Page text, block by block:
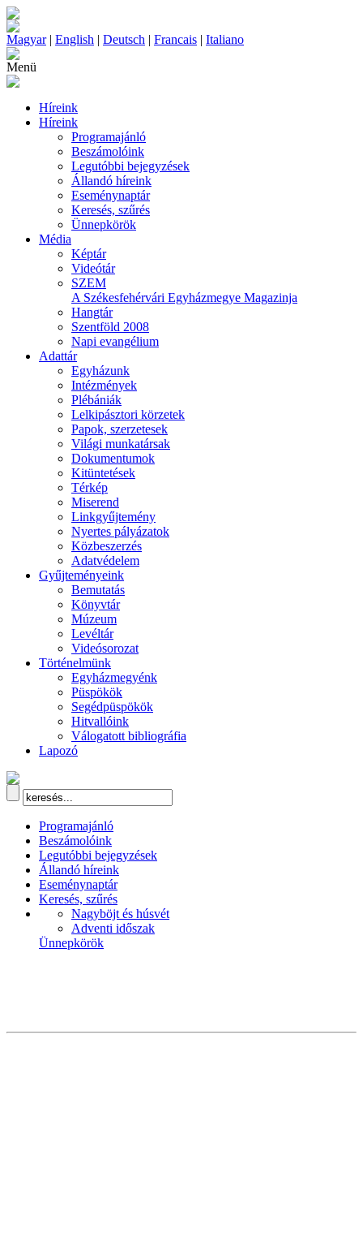
Magyar| English | Deutsch | Francais | Italiano
Menü
Híreink
Híreink
Programajánló
Beszámolóink
Legutóbbi bejegyzések
Állandó híreink
Eseménynaptár
Keresés, szűrés
Ünnepkörök
Média
Képtár
Videótár
SZEM
A Székesfehérvári Egyházmegye Magazinja
Hangtár
Szentföld 2008
Napi evangélium
Adattár
Egyházunk
Intézmények
Plébániák
Lelkipásztori körzetek
Papok, szerzetesek
Világi munkatársak
Dokumentumok
Kitüntetések
Térkép
Miserend
Linkgyűjtemény
Nyertes pályázatok
Közbeszerzés
Adatvédelem
Gyűjteményeink
Bemutatás
Könyvtár
Múzeum
Levéltár
Videósorozat
Történelmünk
Egyházmegyénk
Püspökök
Segédpüspökök
Hitvallóink
Válogatott bibliográfia
Lapozó
Programajánló
Beszámolóink
Legutóbbi bejegyzések
Állandó híreink
Eseménynaptár
Keresés, szűrés
Nagyböjt és húsvét
Adventi időszak
Ünnepkörök